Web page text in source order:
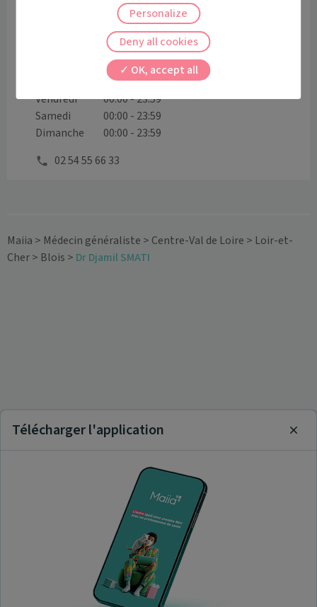
Horaires et contact
00:00 - 23:59
00:00 - 23:59
00:00 - 23:59
00:00 - 23:59
Vendredi
00:00 - 23:59
Samedi
00:00 - 23:59
Dimanche
00:00 - 23:59
02 54 55 66 33
Maiia > Médecin généraliste > Centre-Val de Loire > Loir-et-
Cher> Blois > Dr Djamil SMATI
Télécharger l'application
OK, accept all
Deny all cookies
Personalize